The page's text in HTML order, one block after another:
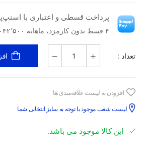
پرداخت قسطی و اعتباری با
۴ قسط بدون کارمزد، ماهانه ۷٬۰۴۲٬۵۰۰ تومان
تعداد :
افزودن به لیست علاقه‌مندی ها
لیست شعب موجود با توجه به سایز انتخابی شما
این کالا موجود می باشد.